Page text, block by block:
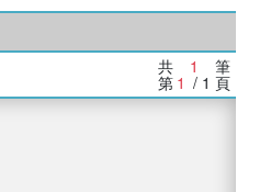
共 1 筆
第 1 / 1 頁